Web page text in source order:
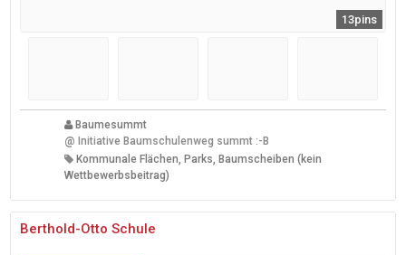
13pins
Baumesummt
@ Initiative Baumschulenweg summt :-B
Kommunale Flächen, Parks, Baumscheiben (kein
Wettbewerbsbeitrag)
Berthold-Otto Schule